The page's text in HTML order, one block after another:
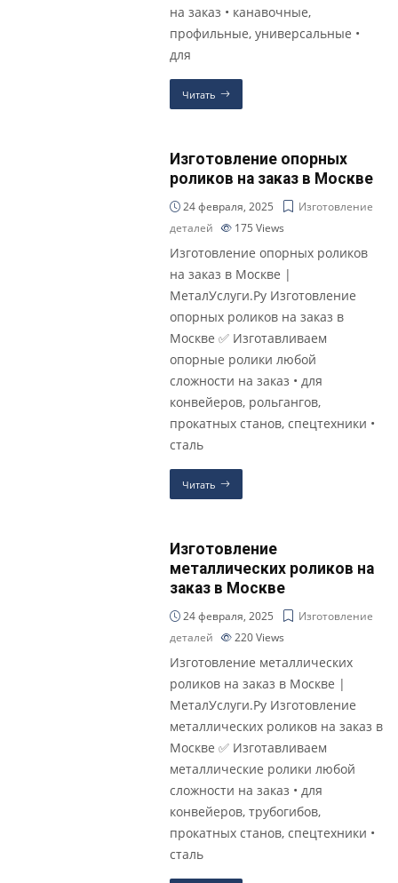
на заказ • канавочные,
профильные, универсальные •
для
Читать
Изготовление опорных
роликов на заказ в Москве
24 февраля, 2025
Изготовление
деталей
175Views
Изготовление опорных роликов
на заказ в Москве |
МеталУслуги.Ру Изготовление
опорных роликов на заказ в
Москве ✅ Изготавливаем
опорные ролики любой
сложности на заказ • для
конвейеров, рольгангов,
прокатных станов, спецтехники •
сталь
Читать
Изготовление
металлических роликов на
заказ в Москве
24 февраля, 2025
Изготовление
деталей
220Views
Изготовление металлических
роликов на заказ в Москве |
МеталУслуги.Ру Изготовление
металлических роликов на заказ в
Москве ✅ Изготавливаем
металлические ролики любой
сложности на заказ • для
конвейеров, трубогибов,
прокатных станов, спецтехники •
сталь